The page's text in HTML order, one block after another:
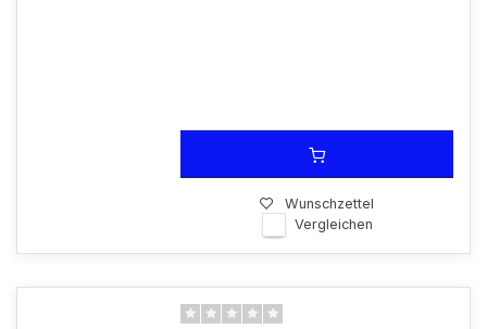
Wunschzettel
Vergleichen